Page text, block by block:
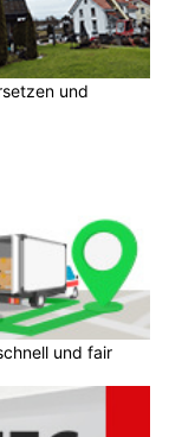
und
und fair